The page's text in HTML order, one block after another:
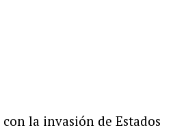
con la invasión de Estados